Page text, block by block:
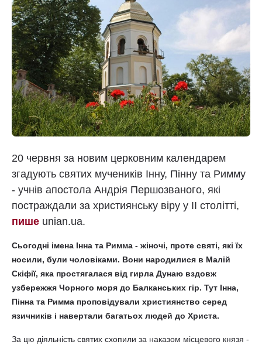
20 червня за новим церковним календарем
згадують святих мучеників Інну, Пінну та Римму
- учнів апостола Андрія Першозваного, які
постраждали за християнську віру у II столітті,
пише unian.ua.
Сьогодні імена Інна та Римма - жіночі, проте святі, які їх
носили, були чоловіками. Вони народилися в Малій
Скіфії, яка простягалася від гирла Дунаю вздовж
узбережжя Чорного моря до Балканських гір. Тут Інна,
Пінна та Римма проповідували християнство серед
язичників і навертали багатьох людей до Христа.
За цю діяльність святих схопили за наказом місцевого князя -